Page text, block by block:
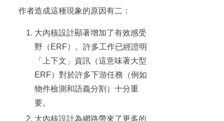
作者造成這種現象的原因有二：
大內核設計顯著增加了有效感受
野（ERF）。許多工作已經證明
「上下文」資訊（這意味著大型
ERF）對於許多下游任務（例如
物件檢測和語義分割）十分重
要。
大內核設計為網路帶來了更多的